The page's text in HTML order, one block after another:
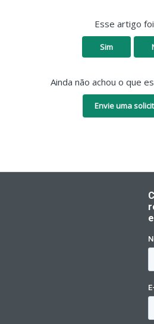
Esse artigo
Sim
Ainda não achou o que
Envie uma